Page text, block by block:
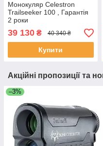
Монокуляр Celestron
Trailseeker 100 , Гарантія
2 роки
39 130 ₴ 40 340 ₴
Купити
Акційні пропозиції та
–3%